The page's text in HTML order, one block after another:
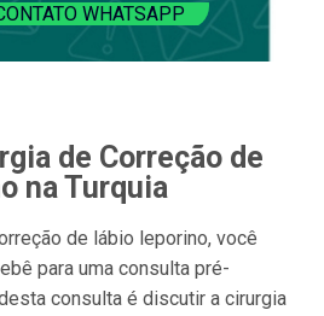
WHATSAPP
de Correção de
na Turquia
de lábio leporino, você
para uma consulta pré-
consulta é discutir a cirurgia